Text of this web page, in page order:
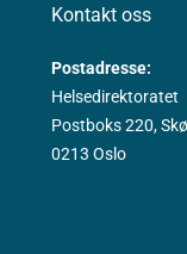
Kontakt oss
Postadresse:
Helsedirektoratet
Postboks 220,
0213 Oslo